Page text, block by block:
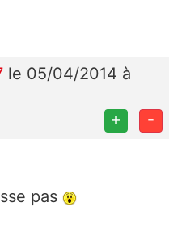
le 05/04/2014 à
+ -
pas